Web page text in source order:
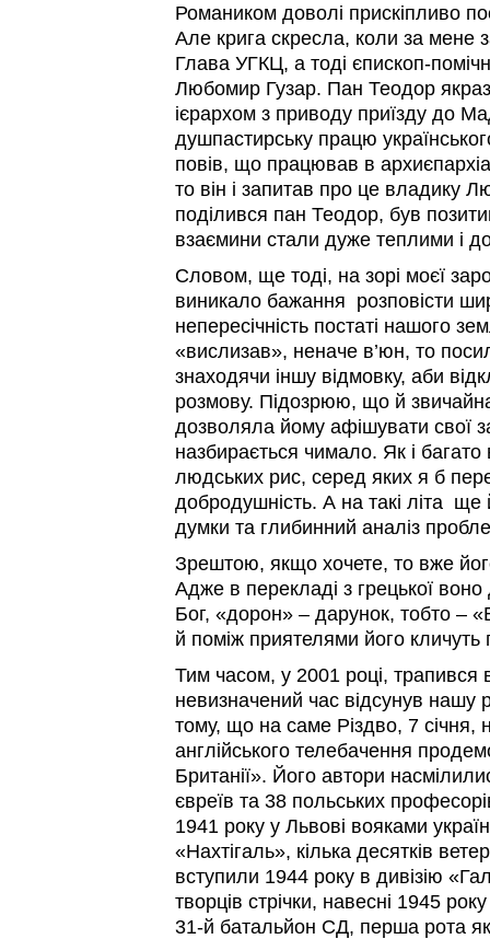
Романиком доволі прискіпливо
Але крига скресла, коли за мене
Глава УГКЦ, а тоді єпископ-
Любомир Гузар. Пан Теодор
ієрархом з приводу приїзду до
душпастирську працю
повів, що працював в
то він і запитав про це владику
поділився пан Теодор, був
взаємини стали дуже теплими і
Словом, ще тоді, на зорі моєї
виникало бажання розповісти
непересічність постаті нашого
«вислизав», неначе в’юн, то
знаходячи іншу відмовку, аби
розмову. Підозрюю, що й
дозволяла йому афішувати свої
назбирається чимало. Як і
людських рис, серед яких я б
добродушність. А на такі літа ще
думки та глибинний аналіз
Зрештою, якщо хочете, то вже
Адже в перекладі з грецької
Бог, «дорон» – дарунок, тобто –
й поміж приятелями його
Тим часом, у 2001 році, трапився
невизначений час відсунув нашу
тому, що на саме Різдво, 7 січня,
англійського телебачення
Британії». Його автори
євреїв та 38 польських
1941 року у Львові вояками
«Нахтігаль», кілька десятків
вступили 1944 року в дивізію
творців стрічки, навесні 1945
31-й батальйон СД, перша рота